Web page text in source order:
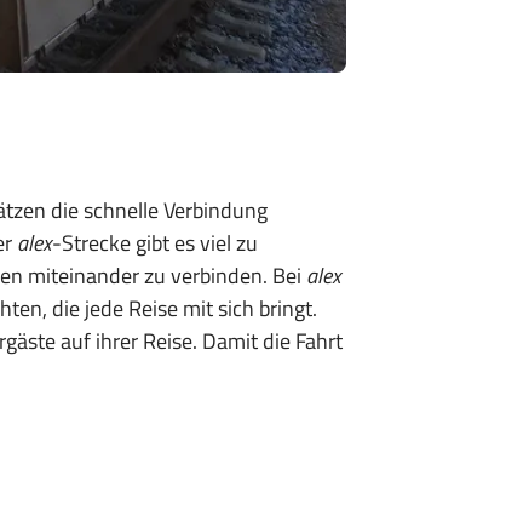
die schnelle Verbindung
alex-Strecke gibt es viel zu
miteinander zu verbinden. Bei alex
die jede Reise mit sich bringt.
auf ihrer Reise. Damit die Fahrt